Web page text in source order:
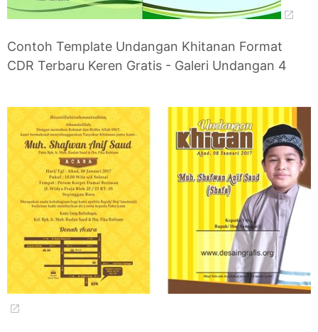
Contoh Template Undangan Khitanan Format
CDR Terbaru Keren Gratis - Galeri Undangan 4